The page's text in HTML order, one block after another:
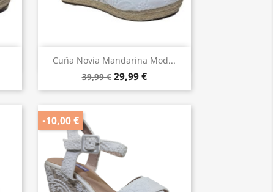
Cuña Novia Mandarina Mod...
39,99 € 29,99 €
Vista rápida
-10,00 €